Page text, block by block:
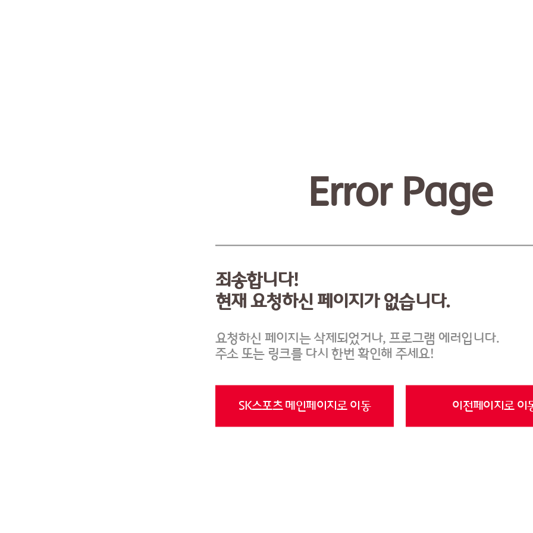
Error Page
죄송합니다!
현재 요청하신 페이지가 없습니다.
요청하신 페이지는 삭제되었거나, 프로그램 에러입니다.
주소 또는 링크를 다시 한번 확인해 주세요!
SK스포츠 메인페이지로 이동 이전페이지로 이